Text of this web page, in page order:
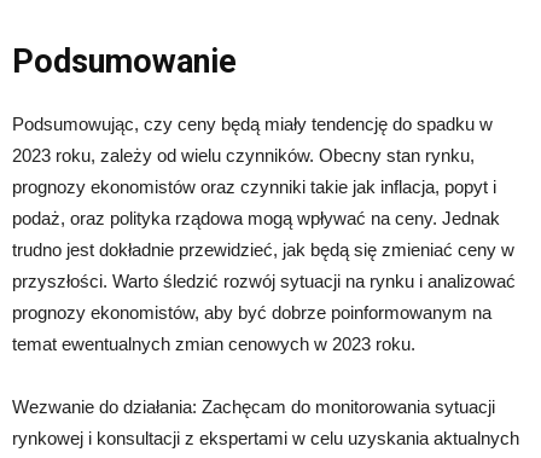
Podsumowanie
Podsumowując, czy ceny będą miały tendencję do spadku w
2023 roku, zależy od wielu czynników. Obecny stan rynku,
prognozy ekonomistów oraz czynniki takie jak inflacja, popyt i
podaż, oraz polityka rządowa mogą wpływać na ceny. Jednak
trudno jest dokładnie przewidzieć, jak będą się zmieniać ceny w
przyszłości. Warto śledzić rozwój sytuacji na rynku i analizować
prognozy ekonomistów, aby być dobrze poinformowanym na
temat ewentualnych zmian cenowych w 2023 roku.
Wezwanie do działania: Zachęcam do monitorowania sytuacji
rynkowej i konsultacji z ekspertami w celu uzyskania aktualnych